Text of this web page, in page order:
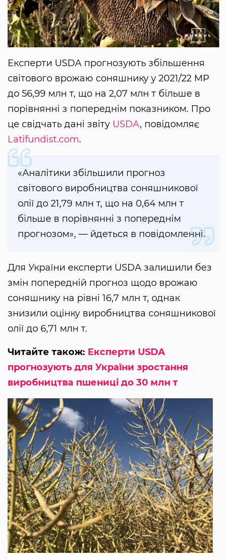
Експерти USDA прогнозують збільшення
світового врожаю соняшнику у 2021/22 МР
до 56,99 млн т, що на 2,07 млн ​​т більше в
порівнянні з попереднім показником. Про
це свідчать дані звіту USDA, повідомляє
Latifundist.com.
«Аналітики збільшили прогноз
світового виробництва соняшникової
олії до 21,79 млн т, що на 0,64 млн т
більше в порівнянні з попереднім
прогнозом», — йдеться в повідомленні.
Для України експерти USDA залишили без
змін попередній прогноз щодо врожаю
соняшнику на рівні 16,7 млн ​​т, однак
знизили оцінку виробництва соняшникової
олії до 6,71 млн т.
Читайте також: Експерти USDA
прогнозують для України зростання
виробництва пшениці до 30 млн т